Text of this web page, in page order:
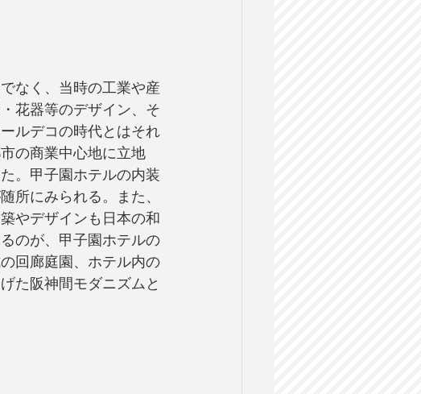
なく、当時の工業や産
花器等のデザイン、そ
ルデコの時代とはそれ
の商業中心地に立地
。甲子園ホテルの内装
所にみられる。また、
やデザインも日本の和
のが、甲子園ホテルの
回廊庭園、ホテル内の
た阪神間モダニズムと